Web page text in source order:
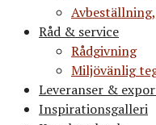
Råd & service
Rådgivning
Miljövänlig
Leveranser &
Inspirationsgalleri